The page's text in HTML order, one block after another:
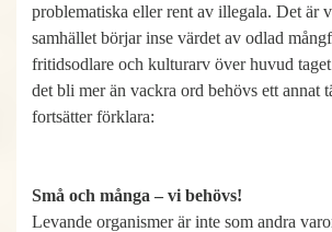
problematiska eller rent av illegala. Det är
samhället börjar inse värdet av odlad
fritidsodlare och kulturarv över huvud taget
det bli mer än vackra ord behövs ett annat
fortsätter förklara:
Små och många – vi behövs!
Levande organismer är inte som andra